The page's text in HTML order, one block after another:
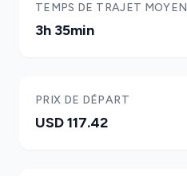
TEMPS DE TRAJET MOYEN
3h 35min
PRIX DE DÉPART
USD 117.42